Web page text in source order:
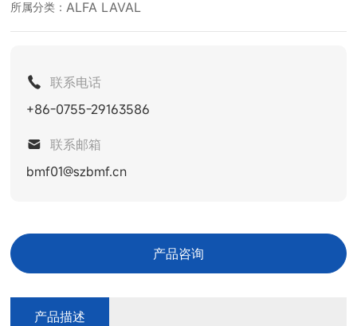
所属分类： ALFA LAVAL
联系电话
+86-0755-29163586
联系邮箱
bmf01@szbmf.cn
产品咨询
产品描述